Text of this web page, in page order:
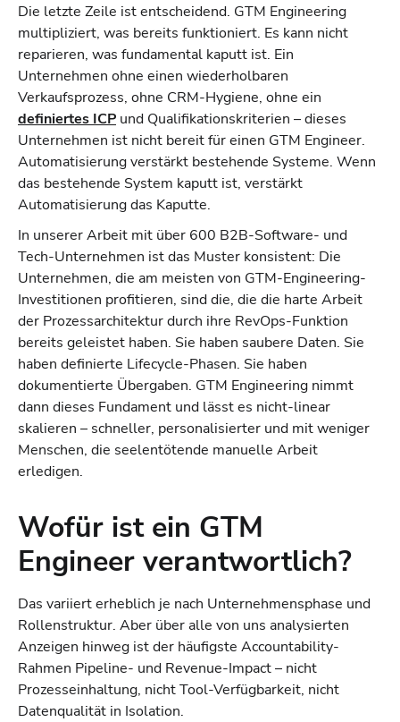
Die letzte Zeile ist entscheidend. GTM Engineering
multipliziert, was bereits funktioniert. Es kann nicht
reparieren, was fundamental kaputt ist. Ein
Unternehmen ohne einen wiederholbaren
Verkaufsprozess, ohne CRM-Hygiene, ohne ein
definiertes ICP und Qualifikationskriterien – dieses
Unternehmen ist nicht bereit für einen GTM Engineer.
Automatisierung verstärkt bestehende Systeme. Wenn
das bestehende System kaputt ist, verstärkt
Automatisierung das Kaputte.
In unserer Arbeit mit über 600 B2B-Software- und
Tech-Unternehmen ist das Muster konsistent: Die
Unternehmen, die am meisten von GTM-Engineering-
Investitionen profitieren, sind die, die die harte Arbeit
der Prozessarchitektur durch ihre RevOps-Funktion
bereits geleistet haben. Sie haben saubere Daten. Sie
haben definierte Lifecycle-Phasen. Sie haben
dokumentierte Übergaben. GTM Engineering nimmt
dann dieses Fundament und lässt es nicht-linear
skalieren – schneller, personalisierter und mit weniger
Menschen, die seelentötende manuelle Arbeit
erledigen.
Wofür ist ein GTM
Engineer verantwortlich?
Das variiert erheblich je nach Unternehmensphase und
Rollenstruktur. Aber über alle von uns analysierten
Anzeigen hinweg ist der häufigste Accountability-
Rahmen Pipeline- und Revenue-Impact – nicht
Prozesseinhaltung, nicht Tool-Verfügbarkeit, nicht
Datenqualität in Isolation.